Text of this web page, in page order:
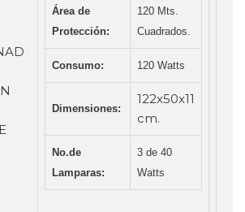
Áreade
Protección:
120 Mts.
Cuadrados.
Consumo: 120 Watts
Dimensiones:
122x50x11
cm.
No.de
Lamparas:
3 de 40
Watts